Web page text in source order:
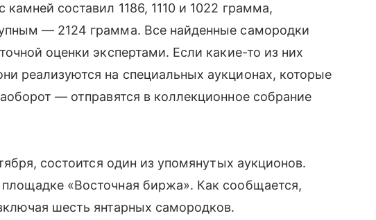
составил 1186, 1110 и 1022 грамма,
— 2124 грамма. Все найденные самородки
оценки экспертами. Если какие-то из них
реализуются на специальных аукционах, которые
— отправятся в коллекционное собрание
состоится один из упомянутых аукционов.
«Восточная биржа». Как сообщается,
шесть янтарных самородков.